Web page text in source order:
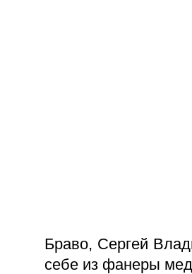
Браво, Сергей
себе из фанеры